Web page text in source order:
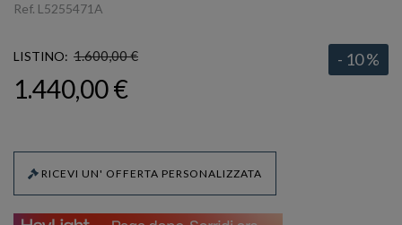
Ref. L5255471A
LISTINO: 1.600,00 € - 10 %
1.440,00 €
RICEVI UN' OFFERTA PERSONALIZZATA